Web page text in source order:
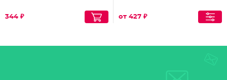
344 ₽ от 427 ₽